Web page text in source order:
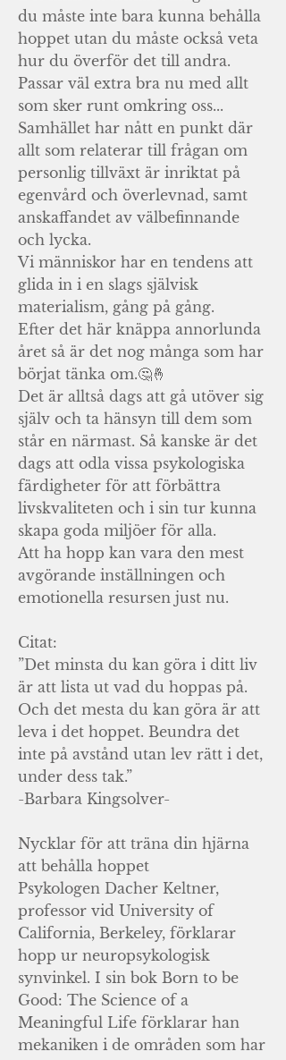
du måste inte bara kunna behålla
hoppet utan du måste också veta
hur du överför det till andra.
Passar väl extra bra nu med allt
som sker runt omkring oss...
Samhället har nått en punkt där
allt som relaterar till frågan om
personlig tillväxt är inriktat på
egenvård och överlevnad, samt
anskaffandet av välbefinnande
och lycka.
Vi människor har en tendens att
glida in i en slags självisk
materialism, gång på gång.
Efter det här knäppa annorlunda
året så är det nog många som har
börjat tänka om.🤔🤞
Det är alltså dags att gå utöver sig
själv och ta hänsyn till dem som
står en närmast. Så kanske är det
dags att odla vissa psykologiska
färdigheter för att förbättra
livskvaliteten och i sin tur kunna
skapa goda miljöer för alla.
Att ha hopp kan vara den mest
avgörande inställningen och
emotionella resursen just nu.
Citat:
”Det minsta du kan göra i ditt liv
är att lista ut vad du hoppas på.
Och det mesta du kan göra är att
leva i det hoppet. Beundra det
inte på avstånd utan lev rätt i det,
under dess tak.”
-Barbara Kingsolver-
Nycklar för att träna din hjärna
att behålla hoppet
Psykologen Dacher Keltner,
professor vid University of
California, Berkeley, förklarar
hopp ur neuropsykologisk
synvinkel. I sin bok Born to be
Good: The Science of a
Meaningful Life förklarar han
mekaniken i de områden som har